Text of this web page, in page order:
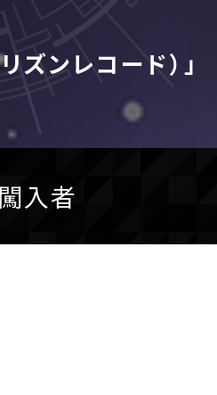
ズンレコード）」
入者